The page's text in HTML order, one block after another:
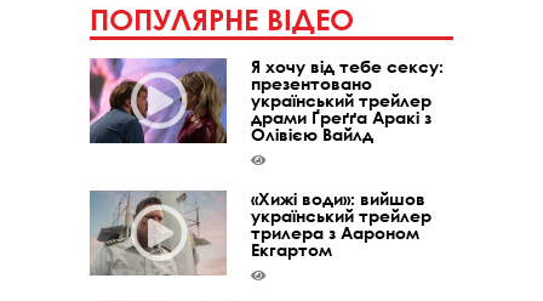
ПОПУЛЯРНЕ ВІДЕО
Я хочу від тебе сексу:
презентовано
український трейлер
драми Ґреґґа Аракі з
Олівією Вайлд
«Хижі води»: вийшов
український трейлер
трилера з Аароном
Екгартом